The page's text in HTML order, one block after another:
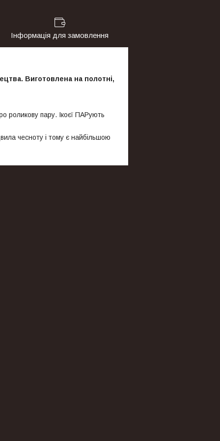
Інформація для замовлення
Виготовлена на полотні,
роликову пару. Ікоєї ПАРують
чесноту і тому є найбільшою